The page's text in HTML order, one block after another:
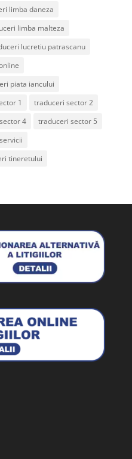
limba daneza
limba malteza
lucretiu patrascanu
piata iancului
1
traduceri sector 2
4
traduceri sector 5
tineretului